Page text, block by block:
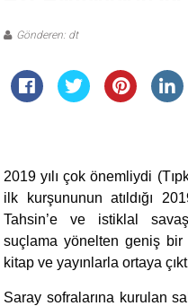
Gönderen: dt
2019 yılı çok önemliydi
ilk kurşununun atıldığı
Tahsin’e ve istiklal
suçlama yönelten geniş
kitap ve yayınlarla ortaya
Saray sofralarına kurulan